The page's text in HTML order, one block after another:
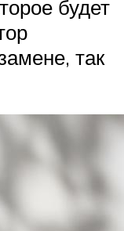
будет
так